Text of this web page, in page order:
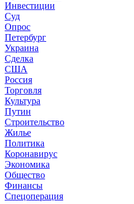
Инвестиции
Суд
Опрос
Петербург
Украина
Сделка
США
Россия
Торговля
Культура
Путин
Строительство
Жилье
Политика
Коронавирус
Экономика
Общество
Финансы
Спецоперация